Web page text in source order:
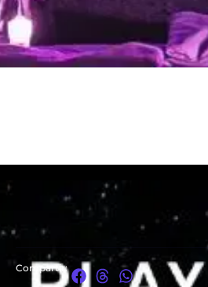
Compartir: